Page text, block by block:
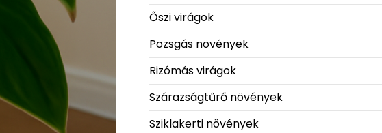
Őszi virágok
Pozsgás növények
Rizómás virágok
Szárazságtűrő növények
Sziklakerti növények